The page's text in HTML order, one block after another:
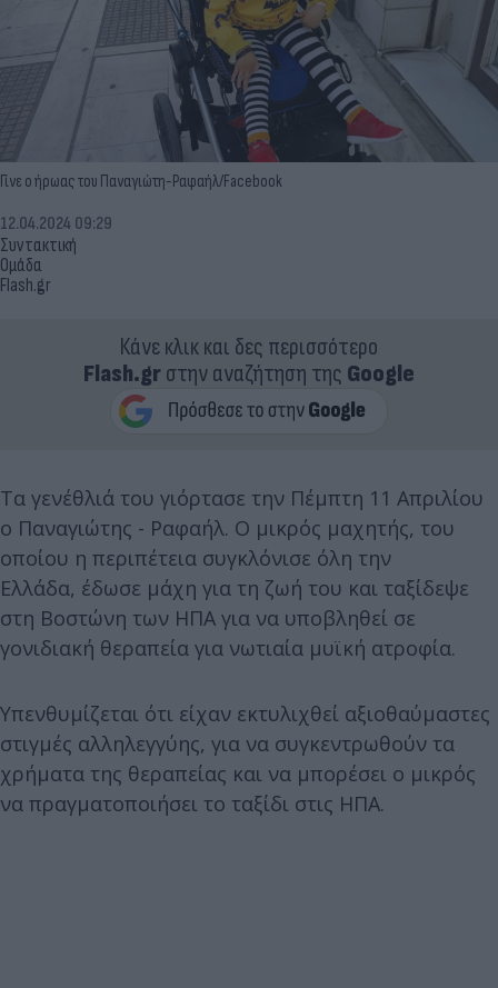
Γίνε ο ήρωας του Παναγιώτη-Ραφαήλ/Facebook
Συντακτική
Ομάδα
Flash.gr
12.04.2024 09:29
Κάνε κλικ και δες περισσότερο
Flash.grστην αναζήτηση της Google
Τα γενέθλιά του γιόρτασε την Πέμπτη 11 Απριλίου
ο Παναγιώτης - Ραφαήλ. Ο μικρός μαχητής, του
οποίου η περιπέτεια συγκλόνισε όλη την
Ελλάδα, έδωσε μάχη για τη ζωή του και ταξίδεψε
στη Βοστώνη των ΗΠΑ για να υποβληθεί σε
γονιδιακή θεραπεία για νωτιαία μυϊκή ατροφία.
Υπενθυμίζεται ότι είχαν εκτυλιχθεί αξιοθαύμαστες
στιγμές αλληλεγγύης, για να συγκεντρωθούν τα
χρήματα της θεραπείας και να μπορέσει ο μικρός
να πραγματοποιήσει το ταξίδι στις ΗΠΑ.